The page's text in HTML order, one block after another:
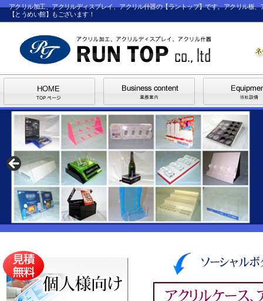
アクリル加工、アクリルディスプレイ、アクリル什器の【ラントップ】です。アクリル板
【とうめい館】もございます！